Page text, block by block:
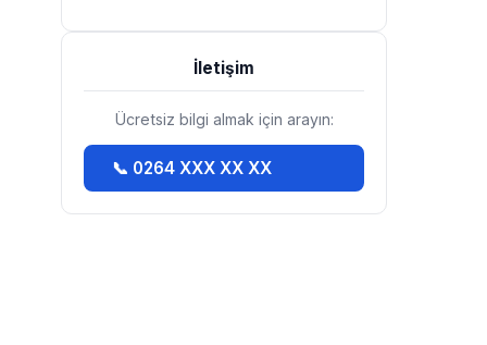
İletişim
Ücretsiz bilgi almak için arayın:
📞 0264 XXX XX XX